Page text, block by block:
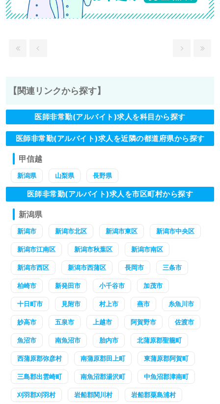
【関連リンクから探す】
医師非常勤(アルバイト)求人を科目から探す
医師非常勤(アルバイト)求人を近隣の都道府県から探す
甲信越
新潟県 山梨県 長野県
医師非常勤(アルバイト)求人を市区町村から探す
新潟県
新潟市 新潟市北区 新潟市東区 新潟市中央区
新潟市江南区 新潟市秋葉区 新潟市南区
新潟市西区 新潟市西蒲区 長岡市 三条市
柏崎市 新発田市 小千谷市 加茂市
十日町市 見附市 村上市 燕市 糸魚川市
妙高市 五泉市 上越市 阿賀野市 佐渡市
魚沼市 南魚沼市 胎内市 北蒲原郡聖籠町
西蒲原郡弥彦村 南蒲原郡田上町 東蒲原郡阿賀町
三島郡出雲崎町 南魚沼郡湯沢町 中魚沼郡津南町
刈羽郡刈羽村 岩船郡関川村 岩船郡粟島浦村